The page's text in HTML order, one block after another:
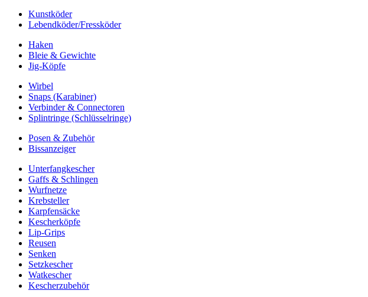
Kunstköder
Lebendköder/Fressköder
Haken
Bleie & Gewichte
Jig-Köpfe
Wirbel
Snaps (Karabiner)
Verbinder & Connectoren
Splintringe (Schlüsselringe)
Posen & Zubehör
Bissanzeiger
Unterfangkescher
Gaffs & Schlingen
Wurfnetze
Krebsteller
Karpfensäcke
Kescherköpfe
Lip-Grips
Reusen
Senken
Setzkescher
Watkescher
Kescherzubehör